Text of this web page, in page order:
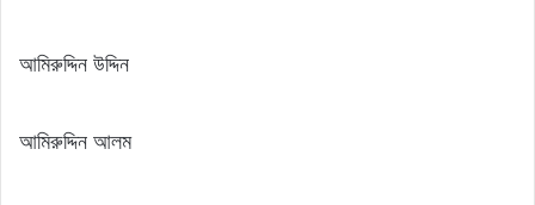
আমিরুদ্দিন উদ্দিন
আমিরুদ্দিন আলম